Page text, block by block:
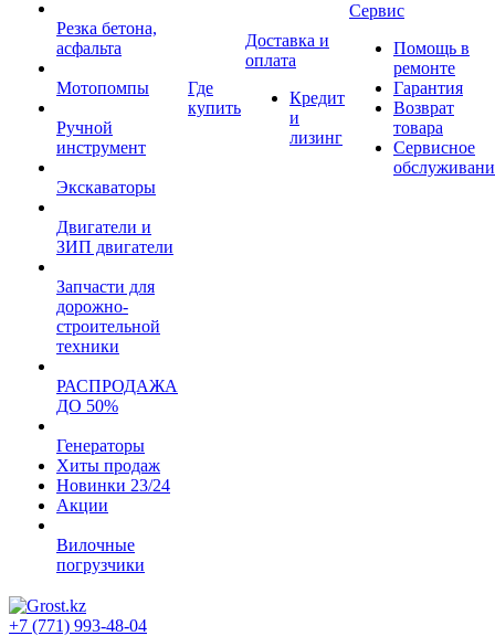
Резка бетона,
асфальта
Мотопомпы
Ручной
инструмент
Экскаваторы
Двигатели и
ЗИП двигатели
Запчасти для
дорожно-
строительной
техники
РАСПРОДАЖА
ДО 50%
Генераторы
Хиты продаж
Новинки 23/24
Акции
Вилочные
погрузчики
Где
купить
Доставка и
оплата
Кредит
и
лизинг
Сервис
Помощь в
ремонте
Гарантия
Возврат
товара
Сервисное
+7 (771) 993-48-04